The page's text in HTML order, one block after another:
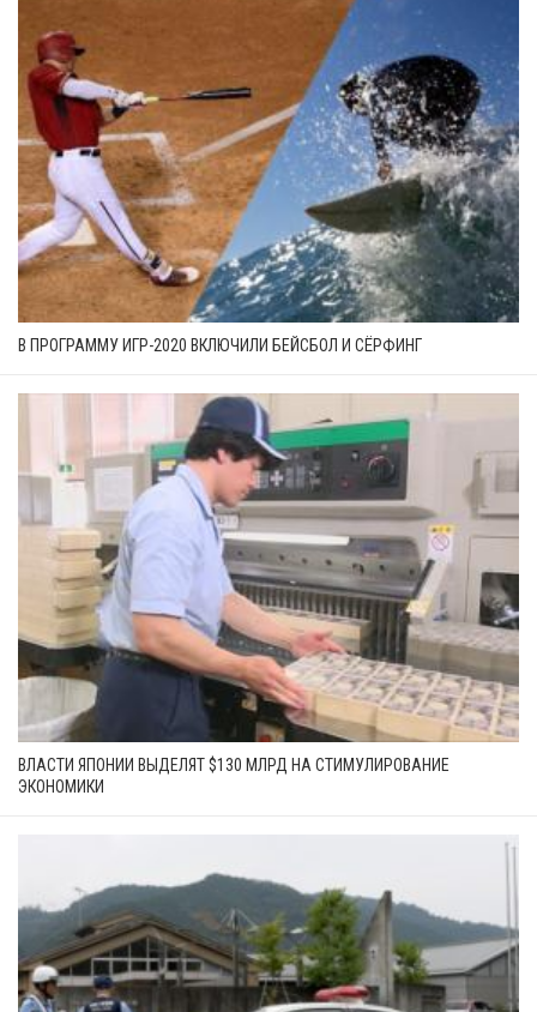
В ПРОГРАММУ ИГР-2020 ВКЛЮЧИЛИ БЕЙСБОЛ И СЁРФИНГ
ВЛАСТИ ЯПОНИИ ВЫДЕЛЯТ $130 МЛРД НА СТИМУЛИРОВАНИЕ
ЭКОНОМИКИ